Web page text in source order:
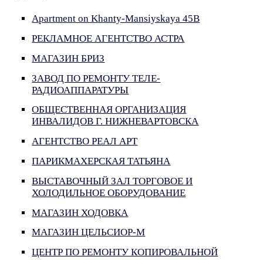
Apartment on Khanty-Mansiyskaya 45B
РЕКЛАМНОЕ АГЕНТСТВО АСТРА
МАГАЗИН БРИЗ
ЗАВОД ПО РЕМОНТУ ТЕЛЕ-
РАДИОАППАРАТУРЫ
ОБЩЕСТВЕННАЯ ОРГАНИЗАЦИЯ
ИНВАЛИДОВ Г. НИЖНЕВАРТОВСКА
АГЕНТСТВО РЕАЛ АРТ
ПАРИКМАХЕРСКАЯ ТАТЬЯНА
ВЫСТАВОЧНЫЙ ЗАЛ ТОРГОВОЕ И
ХОЛОДИЛЬНОЕ ОБОРУДОВАНИЕ
МАГАЗИН ХОДОВКА
МАГАЗИН ЦЕЛЬСИОР-М
ЦЕНТР ПО РЕМОНТУ КОПИРОВАЛЬНОЙ